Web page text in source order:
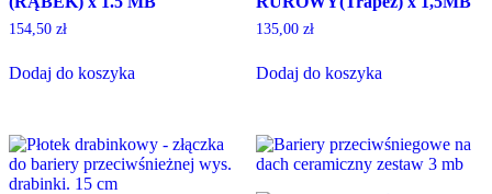
154,50 zł
Dodaj do koszyka
135,00 zł
Dodaj do koszyka